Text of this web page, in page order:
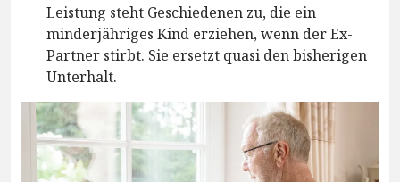
Leistung steht Geschiedenen zu, die ein
minderjähriges Kind erziehen, wenn der Ex-
Partner stirbt. Sie ersetzt quasi den bisherigen
Unterhalt.